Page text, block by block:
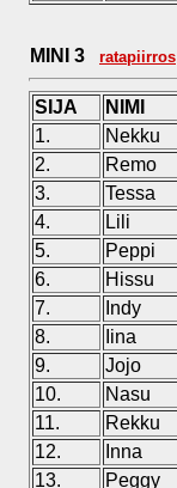
MINI 3 ratapiirros
SIJA NIMI
1.
Nekku
2.
Remo
3.
Tessa
4.
Lili
5.
Peppi
6.
Hissu
7.
Indy
8.
Iina
9.
Jojo
10.
Nasu
11.
Rekku
12.
Inna
13.
Peggy